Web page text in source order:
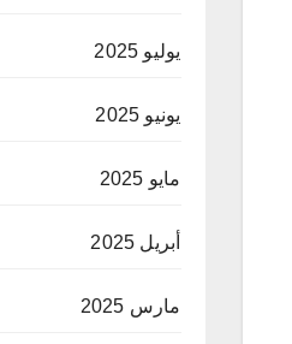
يوليو 2025
يونيو 2025
مايو 2025
أبريل 2025
مارس 2025